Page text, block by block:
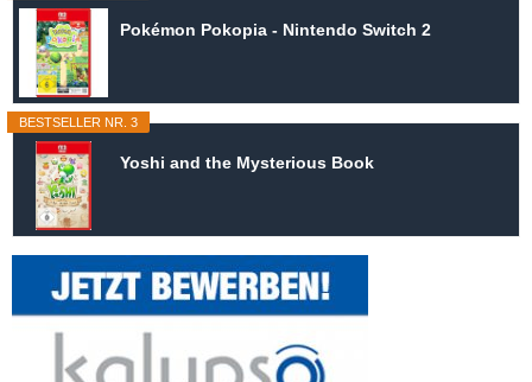
Pokémon Pokopia - Nintendo Switch 2
BESTSELLER NR. 3
Yoshi and the Mysterious Book